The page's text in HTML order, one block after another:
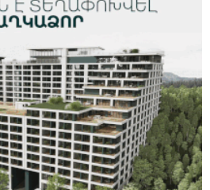
обеспечат круглосуточный
дикой природы в Гнишике с
2026
- рядом со стартапами на
Summit